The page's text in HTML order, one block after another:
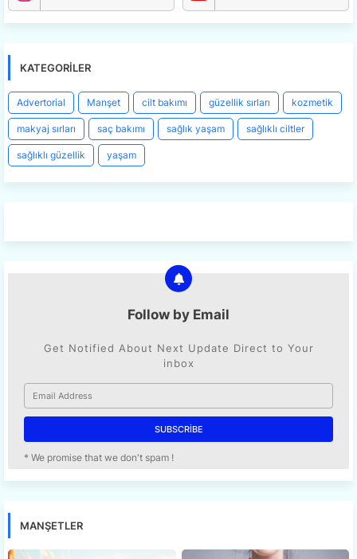
KATEGORILER
Advertorial Manşet cilt bakımı güzellik sırları kozmetik
makyaj sırları saç bakımı sağlık yaşam sağlıklı ciltler
sağlıklı güzellik yaşam
Follow by Email
Get Notified About Next Update Direct to Your
inbox
* We promise that we don't spam !
MANŞETLER